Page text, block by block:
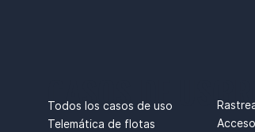
CASOS DE USO
Todos los casos de uso
Telemática de flotas